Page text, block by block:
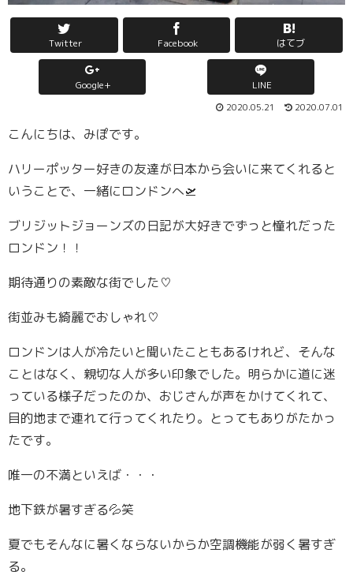
Twitter Facebook はてブ
Google+ LINE
2020.05.21 2020.07.01
こんにちは、みぽです。
ハリーポッター好きの友達が日本から会いに来てくれると
いうことで、一緒にロンドンへ🛫
ブリジットジョーンズの日記が大好きでずっと憧れだった
ロンドン！！
期待通りの素敵な街でした♡
街並みも綺麗でおしゃれ♡
ロンドンは人が冷たいと聞いたこともあるけれど、そんな
ことはなく、親切な人が多い印象でした。明らかに道に迷
っている様子だったのか、おじさんが声をかけてくれて、
目的地まで連れて行ってくれたり。とってもありがたかっ
たです。
唯一の不満といえば・・・
地下鉄が暑すぎる💦笑
夏でもそんなに暑くならないからか空調機能が弱く暑すぎ
る。